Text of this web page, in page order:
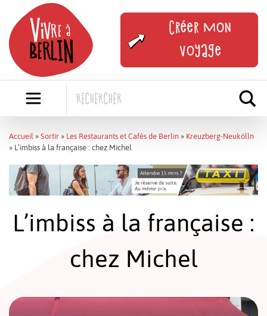
content
Créer mon
voyage
Accueil » Sortir » Les Restaurants et Cafés de Berlin » Kreuzberg-Neukölln
» L’imbiss à la française : chez Michel
L’imbiss à la française :
chez Michel